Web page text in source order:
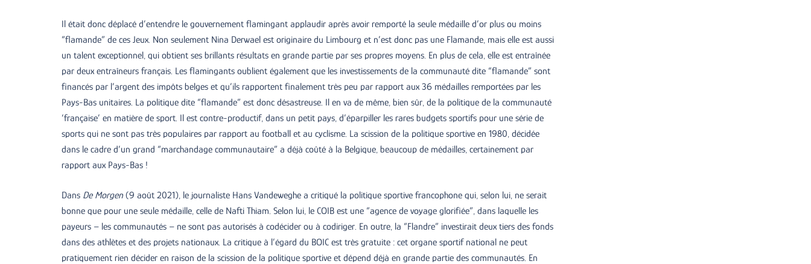
Il était donc déplacé d’entendre le gouvernement flamingant applaudir après avoir remporté la seule médaille d’or plus ou moins
“flamande” de ces Jeux. Non seulement Nina Derwael est originaire du Limbourg et n’est donc pas une Flamande, mais elle est aussi
un talent exceptionnel, qui obtient ses brillants résultats en grande partie par ses propres moyens. En plus de cela, elle est entraînée
par deux entraîneurs français. Les flamingants oublient également que les investissements de la communauté dite “flamande” sont
financés par l’argent des impôts belges et qu’ils rapportent finalement très peu par rapport aux 36 médailles remportées par les
Pays-Bas unitaires. La politique dite “flamande” est donc désastreuse. Il en va de même, bien sûr, de la politique de la communauté
‘française’ en matière de sport. Il est contre-productif, dans un petit pays, d’éparpiller les rares budgets sportifs pour une série de
sports qui ne sont pas très populaires par rapport au football et au cyclisme. La scission de la politique sportive en 1980, décidée
dans le cadre d’un grand “marchandage communautaire” a déjà coûté à la Belgique, beaucoup de médailles, certainement par
rapport aux Pays-Bas !
Dans De Morgen (9 août 2021), le journaliste Hans Vandeweghe a critiqué la politique sportive francophone qui, selon lui, ne serait
bonne que pour une seule médaille, celle de Nafti Thiam. Selon lui, le COIB est une “agence de voyage glorifiée”, dans laquelle les
payeurs – les communautés – ne sont pas autorisés à codécider ou à codiriger. En outre, la “Flandre” investirait deux tiers des fonds
dans des athlètes et des projets nationaux. La critique à l’égard du BOIC est très gratuite : cet organe sportif national ne peut
pratiquement rien décider en raison de la scission de la politique sportive et dépend déjà en grande partie des communautés. En